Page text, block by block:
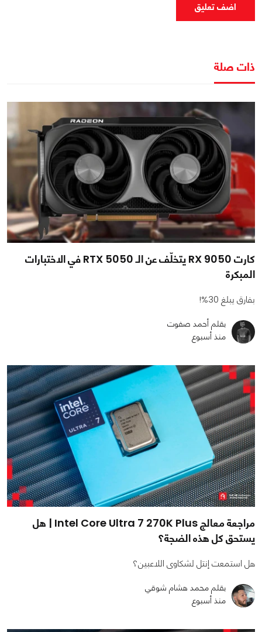
اضف تعليق
ذات صلة
كارت RX 9050 يتخلّف عن الـ RTX 5050 في الاختبارات
المبكرة
بفارق يبلغ 30%!
بقلم أحمد صفوت
منذ أسبوع
مراجعة معالج Intel Core Ultra 7 270K Plus | هل
يستحق كل هذه الضجة؟
هل استمعت إنتل لشكاوى اللاعبين؟
بقلم محمد هشام شوقي
منذ أسبوع